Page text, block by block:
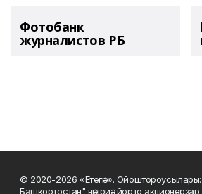
Фотобанк
журналистов РБ
© 2020-2026 «Етегән».
Башкортостан" нәшриәт йорто акционерҙар